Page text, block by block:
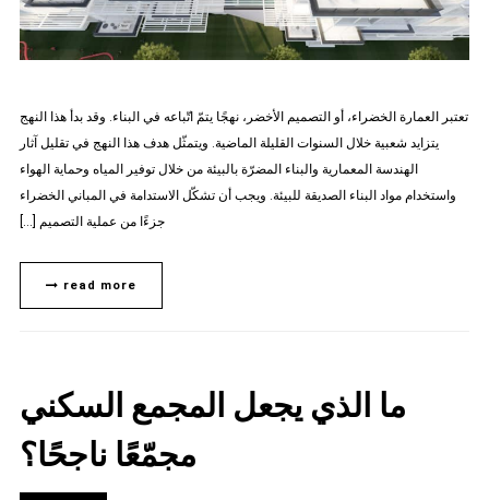
تعتبر العمارة الخضراء، أو التصميم الأخضر، نهجًا يتمّ اتّباعه في البناء. وقد بدأ هذا النهج
يتزايد شعبية خلال السنوات القليلة الماضية. ويتمثّل هدف هذا النهج في تقليل آثار
الهندسة المعمارية والبناء المضرّة بالبيئة من خلال توفير المياه وحماية الهواء
واستخدام مواد البناء الصديقة للبيئة. ويجب أن تشكّل الاستدامة في المباني الخضراء
جزءًا من عملية التصميم […]
read more
ما الذي يجعل المجمع السكني
مجمّعًا ناجحًا؟